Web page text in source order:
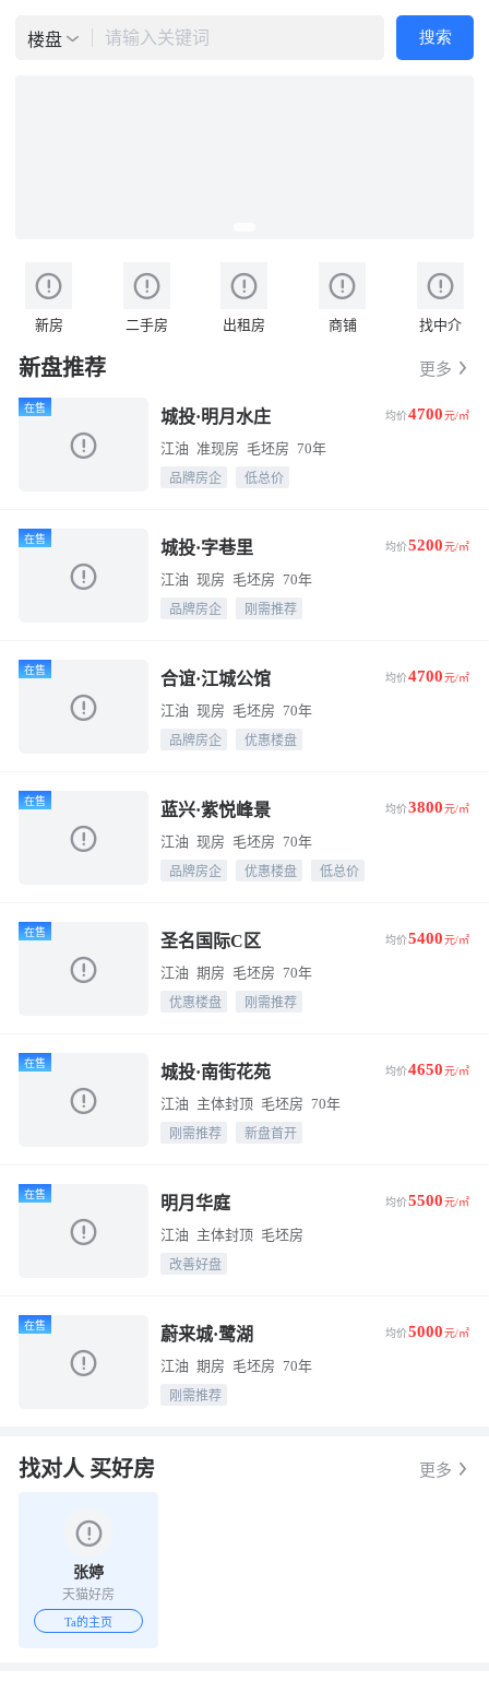
楼盘 请输入关键词 搜索
新房 二手房 出租房 商铺 找中介
新盘推荐 更多
在售 城投·明月水庄 均价4700元/㎡
江油 准现房 毛坯房 70年
品牌房企 低总价
在售 城投·字巷里 均价5200元/㎡
江油 现房 毛坯房 70年
品牌房企 刚需推荐
在售 合谊·江城公馆 均价4700元/㎡
江油 现房 毛坯房 70年
品牌房企 优惠楼盘
在售 蓝兴·紫悦峰景 均价3800元/㎡
江油 现房 毛坯房 70年
品牌房企 优惠楼盘 低总价
在售 圣名国际C区 均价5400元/㎡
江油 期房 毛坯房 70年
优惠楼盘 刚需推荐
在售 城投·南街花苑 均价4650元/㎡
江油 主体封顶 毛坯房 70年
刚需推荐 新盘首开
在售 明月华庭 均价5500元/㎡
江油 主体封顶 毛坯房
改善好盘
在售 蔚来城·鹭湖 均价5000元/㎡
江油 期房 毛坯房 70年
刚需推荐
找对人 买好房 更多
张婷
天猫好房
Ta的主页